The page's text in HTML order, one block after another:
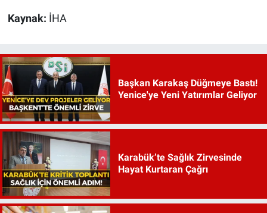
Kaynak: İHA
Başkan Karakaş Düğmeye Bastı!
Yenice'ye Yeni Yatırımlar Geliyor
Karabük’te Sağlık Zirvesinde
Hayat Kurtaran Çağrı